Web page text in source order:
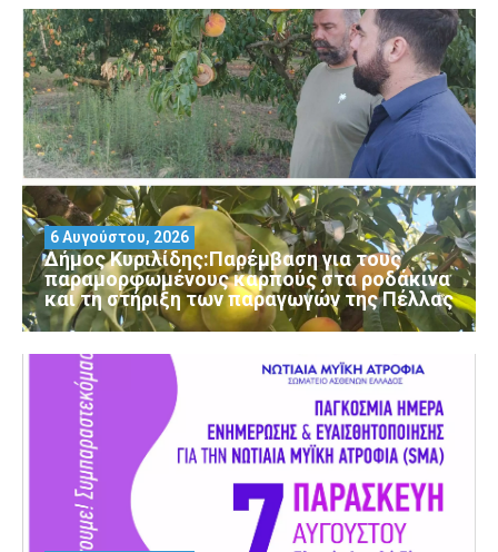
Δήμος Κυριλίδης:Παρέμβαση για τους
παραμορφωμένους καρπούς στα ροδάκινα
και τη στήριξη των παραγωγών της Πέλλας
6 Αυγούστου, 2026